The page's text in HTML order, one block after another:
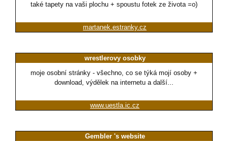
také tapety na vaši plochu + spoustu fotek ze života =o)
martanek.estranky.cz
wrestlerovy osobky
moje osobní stránky - všechno, co se týká mojí osoby +
download, výdělek na internetu a další...
www.uestla.ic.cz
Gembler 's website